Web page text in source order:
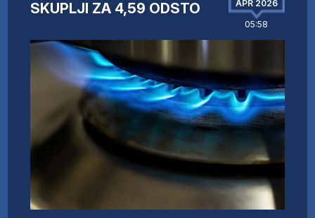
KOMPANIJE
IZ STRANIH MEDIJA
AKTIVNOSTI
SWOT INTERVJU
UČLANI SE
KONTAKT
SKUPLJI ZA 4,59 ODSTO
APR 2026
05:58